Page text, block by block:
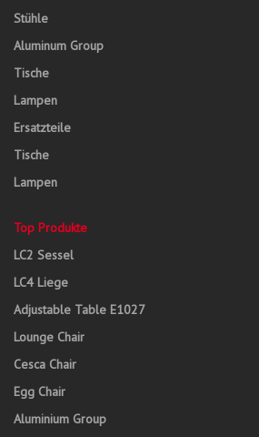
Stühle
Aluminum Group
Tische
Lampen
Ersatzteile
Tische
Lampen
Top Produkte
LC2 Sessel
LC4 Liege
Adjustable Table E1027
Lounge Chair
Cesca Chair
Egg Chair
Aluminium Group